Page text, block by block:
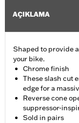
AÇIKLAMA
Shaped to provide
your bike.
Chrome finish
These slash cut
edge for a
Reverse cone
suppressor-
Sold in pairs